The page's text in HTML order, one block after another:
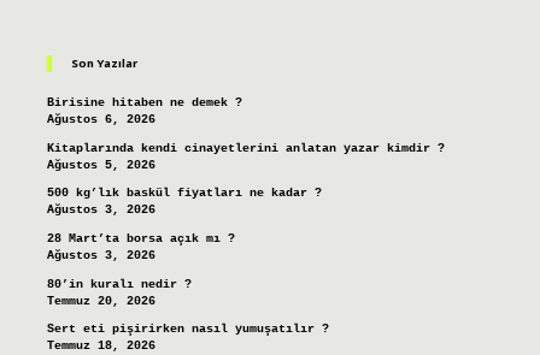
Son Yazılar
Birisine hitaben ne demek ?
Ağustos 6, 2026
Kitaplarında kendi cinayetlerini anlatan yazar kimdir ?
Ağustos 5, 2026
500 kg’lık baskül fiyatları ne kadar ?
Ağustos 3, 2026
28 Mart’ta borsa açık mı ?
Ağustos 3, 2026
80’in kuralı nedir ?
Temmuz 20, 2026
Sert eti pişirirken nasıl yumuşatılır ?
Temmuz 18, 2026